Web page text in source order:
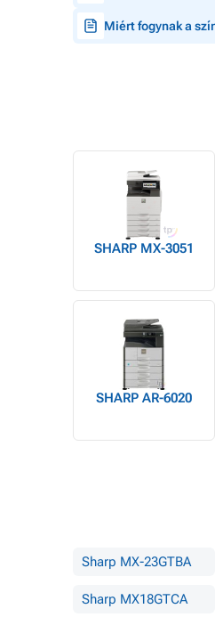
Miért fogynak a
SHARP MX-3051
SHARP AR-6020
Sharp MX-23GTBA
Sharp MX18GTCA